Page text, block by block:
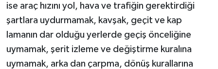
ise araç hızını yol, hava ve trafiğin gerektirdiği
şartlara uydurmamak, kavşak, geçit ve kap
lamanın dar olduğu yerlerde geçiş önceliğine
uymamak, şerit izleme ve değiştirme kuralına
uymamak, arka dan çarpma, dönüş kurallarına